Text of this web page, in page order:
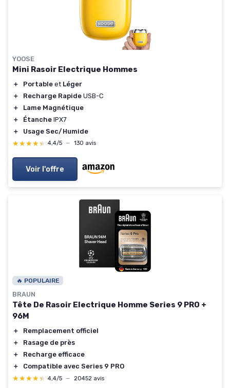
YOOSE
Mini Rasoir Electrique Hommes
＋ Portable et Léger
＋
Recharge Rapide USB-C
＋
Lame Magnétique
＋
Étanche IPX7
＋
Usage Sec/Humide
★★★★★
★★★★★ 4,4/5 — 130 avis
Voir l'offre
🔥 POPULAIRE
BRAUN
Tête De Rasoir Electrique Homme Series 9 PRO +
96M
＋
Remplacement officiel
＋
Rasage de près
＋
Recharge efficace
＋
Compatible avec Series 9 PRO
★★★★★
★★★★★ 4,4/5 — 20452 avis